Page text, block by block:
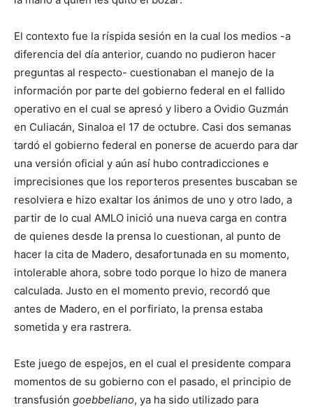
El contexto fue la ríspida sesión en la cual los medios -a
diferencia del día anterior, cuando no pudieron hacer
preguntas al respecto- cuestionaban el manejo de la
información por parte del gobierno federal en el fallido
operativo en el cual se apresó y libero a Ovidio Guzmán
en Culiacán, Sinaloa el 17 de octubre. Casi dos semanas
tardó el gobierno federal en ponerse de acuerdo para dar
una versión oficial y aún así hubo contradicciones e
imprecisiones que los reporteros presentes buscaban se
resolviera e hizo exaltar los ánimos de uno y otro lado, a
partir de lo cual AMLO inició una nueva carga en contra
de quienes desde la prensa lo cuestionan, al punto de
hacer la cita de Madero, desafortunada en su momento,
intolerable ahora, sobre todo porque lo hizo de manera
calculada. Justo en el momento previo, recordó que
antes de Madero, en el porfiriato, la prensa estaba
sometida y era rastrera.
Este juego de espejos, en el cual el presidente compara
momentos de su gobierno con el pasado, el principio de
transfusión goebbeliano, ya ha sido utilizado para